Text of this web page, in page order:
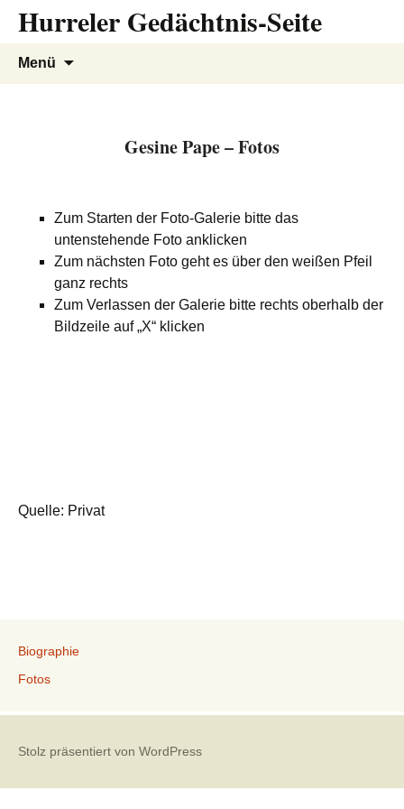
InhaltHurreler Gedächtnis-Seite
Menü
Gesine Pape – Fotos
Zum Starten der Foto-Galerie bitte das
untenstehende Foto anklicken
Zum nächsten Foto geht es über den weißen Pfeil
ganz rechts
Zum Verlassen der Galerie bitte rechts oberhalb der
Bildzeile auf „X“ klicken
Quelle: Privat
Biographie
Fotos
Stolz präsentiert von WordPress